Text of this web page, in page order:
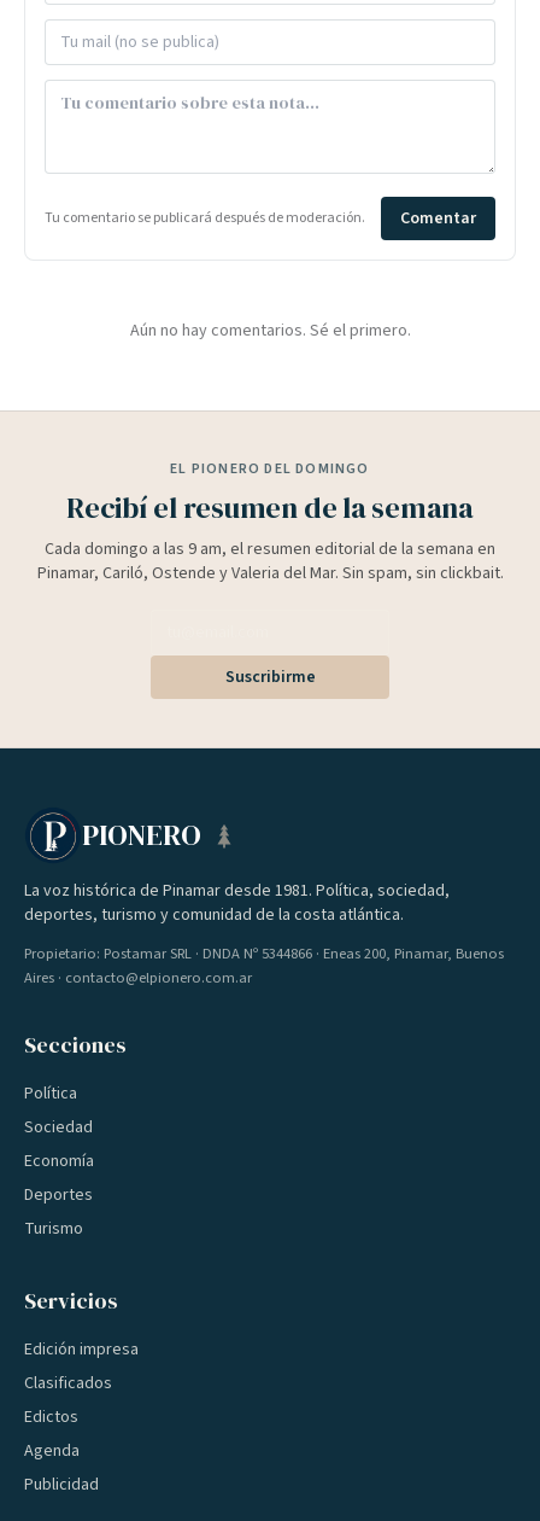
Tu comentario se publicará después de moderación. Comentar
Aún no hay comentarios. Sé el primero.
EL PIONERO DEL DOMINGO
Recibí el resumen de la semana
Cada domingo a las 9 am, el resumen editorial de la semana en
Pinamar, Cariló, Ostende y Valeria del Mar. Sin spam, sin clickbait.
Suscribirme
PIONERO
La voz histórica de Pinamar desde 1981. Política, sociedad,
deportes, turismo y comunidad de la costa atlántica.
Propietario: Postamar SRL · DNDA Nº 5344866 · Eneas 200, Pinamar, Buenos
Aires · contacto@elpionero.com.ar
Secciones
Política
Sociedad
Economía
Deportes
Turismo
Servicios
Edición impresa
Clasificados
Edictos
Agenda
Publicidad